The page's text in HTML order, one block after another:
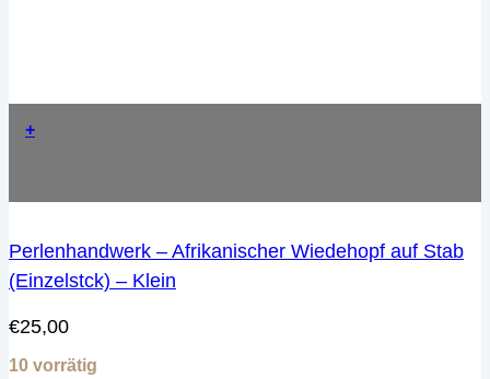
+
Perlenhandwerk – Afrikanischer Wiedehopf auf Stab
(Einzelstck) – Klein
€25,00
10 vorrätig